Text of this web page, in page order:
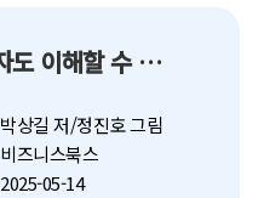
비전공자도 이해할 수 있는 챗GPT
박상길 저/정진호 그림
비즈니스북스
2025-05-14